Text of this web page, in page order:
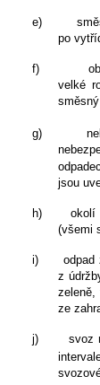
e)
po
f)
velké
g)
jsou
h)
okolí
(všemi
i)
odpad
z
ze
j)
svoz